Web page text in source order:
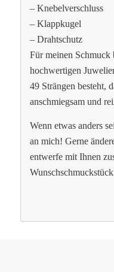
– Knebelverschluss
– Klappkugel
– Drahtschutz
Für meinen Schmuck
hochwertigen
49 Strängen besteht,
anschmiegsam und
Wenn etwas anders
an mich! Gerne
entwerfe mit Ihnen